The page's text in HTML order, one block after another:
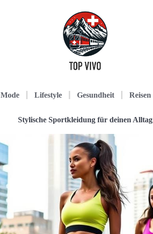
Mode Lifestyle Gesundheit Reisen
Stylische Sportkleidung für deinen Alltag